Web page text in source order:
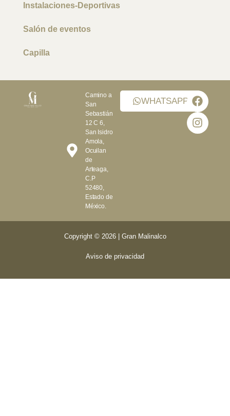
Instalaciones-Deportivas
Salón de eventos
Capilla
Camino a
San
Sebastián
12 C 6,
San Isidro
Amola,
Ocuilan
de
Arteaga,
C.P
52480,
Estado de
México.
WHATSAPP
Copyright © 2026 | Gran Malinalco
Aviso de privacidad